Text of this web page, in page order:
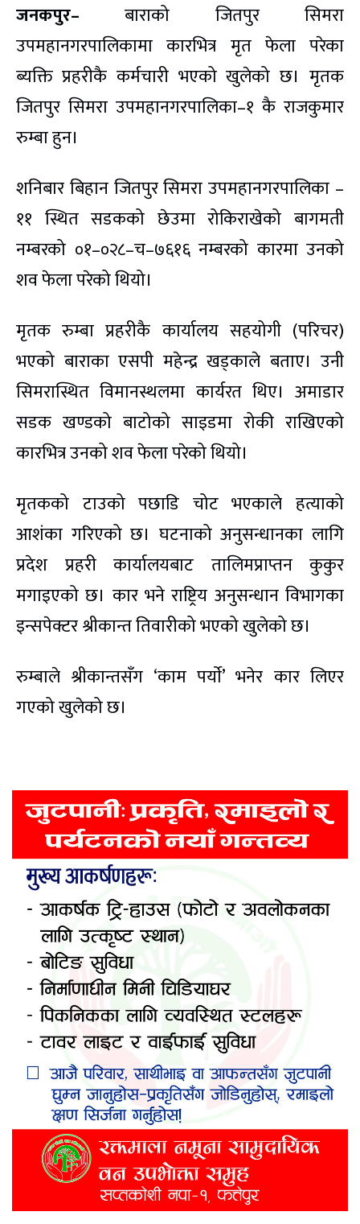
जनकपुर– बाराको जितपुर सिमरा
उपमहानगरपालिकामा कारभित्र मृत फेला परेका
ब्यक्ति प्रहरीकै कर्मचारी भएको खुलेको छ। मृतक
जितपुर सिमरा उपमहानगरपालिका–१ कै राजकुमार
रुम्बा हुन।
शनिबार बिहान जितपुर सिमरा उपमहानगरपालिका –
११ स्थित सडकको छेउमा रोकिराखेको बागमती
नम्बरको ०१–०२८–च–७६१६ नम्बरको कारमा उनको
शव फेला परेको थियो।
मृतक रुम्बा प्रहरीकै कार्यालय सहयोगी (परिचर)
भएको बाराका एसपी महेन्द्र खड्काले बताए। उनी
सिमरास्थित विमानस्थलमा कार्यरत थिए। अमाडार
सडक खण्डको बाटोको साइडमा रोकी राखिएको
कारभित्र उनको शव फेला परेको थियो।
मृतकको टाउको पछाडि चोट भएकाले हत्याको
आशंका गरिएको छ। घटनाको अनुसन्धानका लागि
प्रदेश प्रहरी कार्यालयबाट तालिमप्राप्तन कुकुर
मगाइएको छ। कार भने राष्ट्रिय अनुसन्धान विभागका
इन्सपेक्टर श्रीकान्त तिवारीको भएको खुलेको छ।
रुम्बाले श्रीकान्तसँग ‘काम पर्याे’ भनेर कार लिएर
गएको खुलेको छ।